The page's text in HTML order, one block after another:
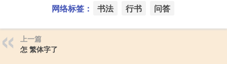
网络标签： 书法 行书 问答
上一篇
怎 繁体字了